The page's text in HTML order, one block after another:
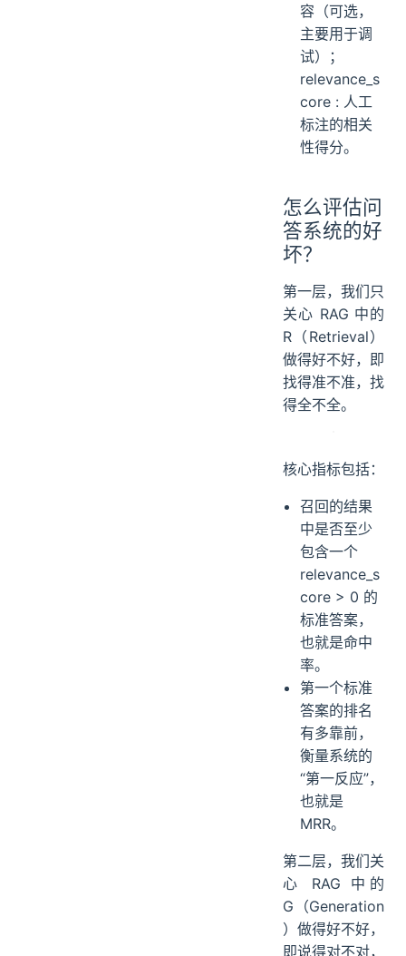
容（可选，
主要用于调
试）；
relevance_s
core : 人工
标注的相关
性得分。
怎么评估问
答系统的好
坏？
第一层，我们只
关心 RAG 中的
R（Retrieval）
做得好不好，即
找得准不准，找
得全不全。
核心指标包括：
召回的结果
中是否至少
包含一个
relevance_s
core > 0 的
标准答案，
也就是命中
率。
第一个标准
答案的排名
有多靠前，
衡量系统的
也就是
MRR。
第二层，我们关
心 RAG 中的